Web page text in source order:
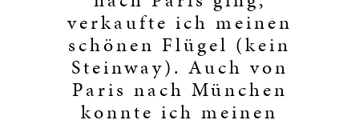
verkaufte ich meinen
schönen Flügel (kein
Steinway). Auch von
Paris nach München
konnte ich meinen